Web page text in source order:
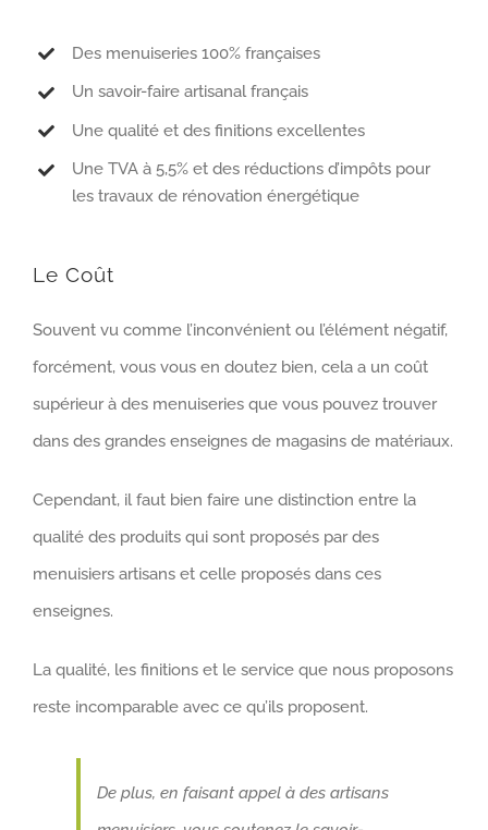
Des menuiseries 100% françaises
Un savoir-faire artisanal français
Une qualité et des finitions excellentes
Une TVA à 5,5% et des réductions d’impôts pour
les travaux de rénovation énergétique
Le Coût
Souvent vu comme l’inconvénient ou l’élément négatif,
forcément, vous vous en doutez bien, cela a un coût
supérieur à des menuiseries que vous pouvez trouver
dans des grandes enseignes de magasins de matériaux.
Cependant, il faut bien faire une distinction entre la
qualité des produits qui sont proposés par des
menuisiers artisans et celle proposés dans ces
enseignes.
La qualité, les finitions et le service que nous proposons
reste incomparable avec ce qu’ils proposent.
De plus, en faisant appel à des artisans